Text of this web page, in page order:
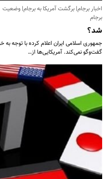
اخبار برجام| برگشت آمریکا به برجام| وضعیت
برجام
شد؟
جمهوری اسلامی ایران اعلام کرده با توجه به
گفت‌وگو نمی‌کند. آمریکایی‌ها از…